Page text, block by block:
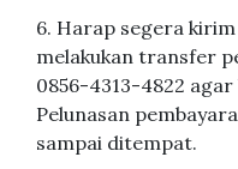
6. Harap segera
melakukan transfer
0856-4313-4822
Pelunasan
sampai ditempat.